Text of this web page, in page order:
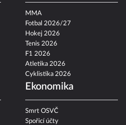
MMA
Fotbal 2026/27
Hokej 2026
Tenis 2026
F1 2026
Atletika 2026
Cyklistika 2026
Ekonomika
Smrt OSVČ
Spořicí účty